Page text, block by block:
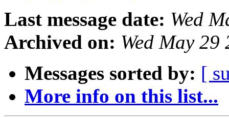
Last message date: Wed
Archived on: Wed May
Messages sorted by: [
More info on this list...